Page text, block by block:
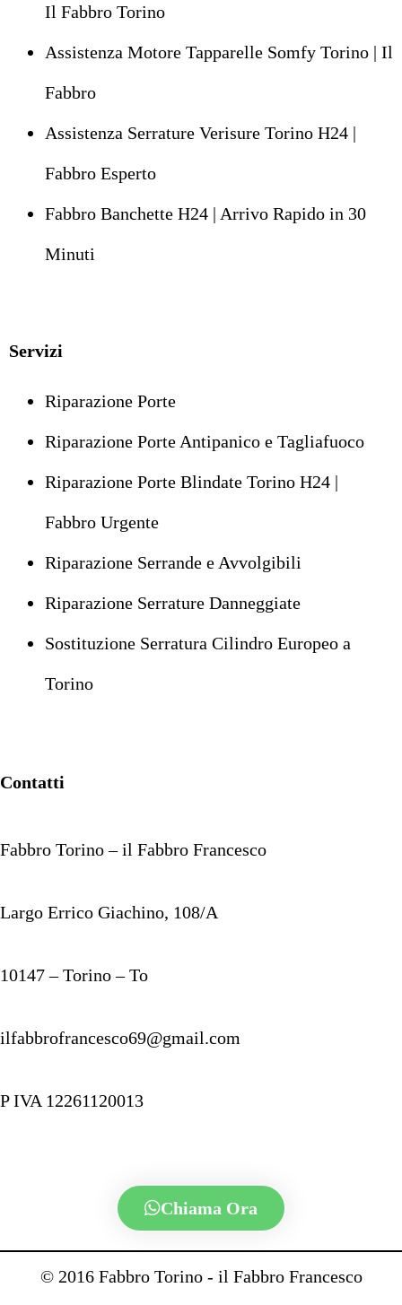
Il Fabbro Torino
Assistenza Motore Tapparelle Somfy Torino | Il
Fabbro
Assistenza Serrature Verisure Torino H24 |
Fabbro Esperto
Fabbro Banchette H24 | Arrivo Rapido in 30
Minuti
Servizi
Riparazione Porte
Riparazione Porte Antipanico e Tagliafuoco
Riparazione Porte Blindate Torino H24 |
Fabbro Urgente
Riparazione Serrande e Avvolgibili
Riparazione Serrature Danneggiate
Sostituzione Serratura Cilindro Europeo a
Torino
Contatti
Fabbro Torino – il Fabbro Francesco
Largo Errico Giachino, 108/A
10147 – Torino – To
ilfabbrofrancesco69@gmail.com
P IVA 12261120013
Chiama Ora
© 2016 Fabbro Torino - il Fabbro Francesco